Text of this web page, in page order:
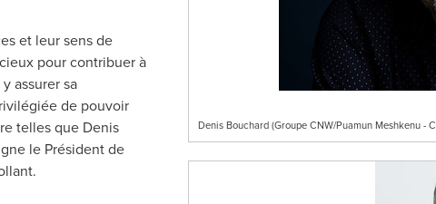
Denis Bouchard (Groupe CNW/Puamun Meshkenu -
et leur sens de
pour contribuer à
assurer sa
de pouvoir
telles que Denis
le Président de
.